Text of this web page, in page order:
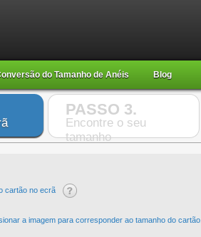
do Tamanho de Anéis Blog
PASSO 3.
Encontre o seu
tamanho
cartão no ecrã
a imagem para corresponder ao tamanho do cartão.